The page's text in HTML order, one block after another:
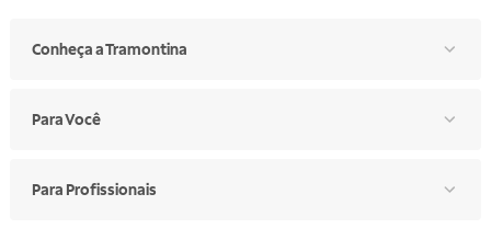
Conheça a Tramontina
Para Você
Para Profissionais